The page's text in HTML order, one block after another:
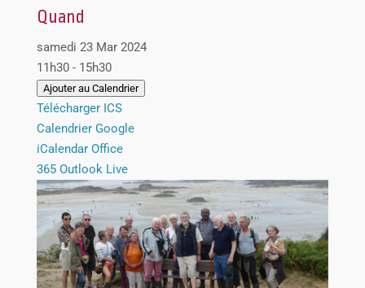
Quand
samedi 23 Mar 2024
11h30 - 15h30
Ajouter au Calendrier
Télécharger ICS
Calendrier Google
iCalendar Office
365 Outlook Live